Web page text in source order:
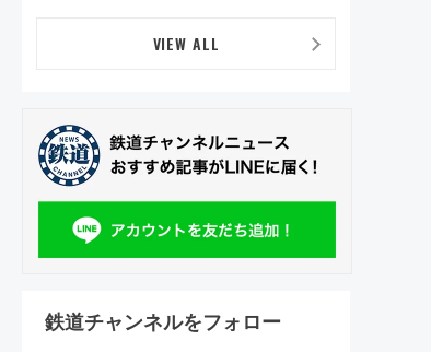
VIEW ALL
鉄道チャンネルをフォロー